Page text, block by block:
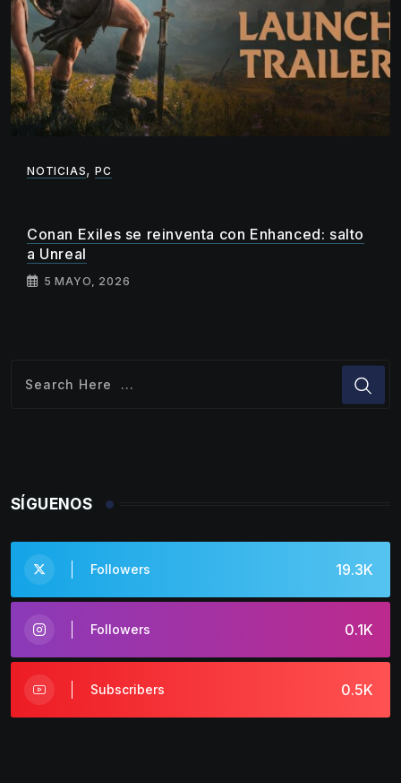
NOTICIAS,PC
Conan Exiles se reinventa con Enhanced: salto
a Unreal
5 MAYO, 2026
SÍGUENOS
19.3K
Followers
0.1K
Followers
0.5K
Subscribers